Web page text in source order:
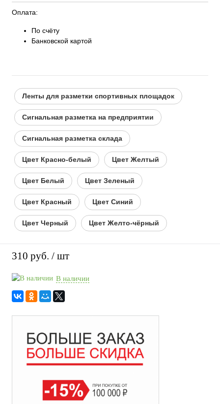
Оплата:
По счёту
Банковской картой
Ленты для разметки спортивных площадок
Сигнальная разметка на предприятии
Сигнальная разметка склада
Цвет Красно-белый Цвет Желтый
Цвет Белый Цвет Зеленый
Цвет Красный Цвет Синий
Цвет Черный Цвет Желто-чёрный
310 руб. / шт
В наличии